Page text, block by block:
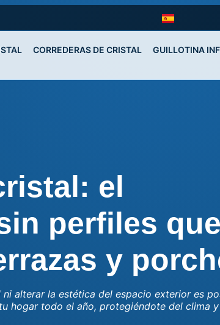
CORREDERAS DE CRISTAL GUILLOTINA
el
perfiles que
y
alterar la estética del espacio exterior es
hogar todo el año, protegiéndote del clima